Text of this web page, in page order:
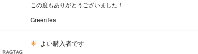
この度もありがとうございました！
GreenTea
よい購入者です